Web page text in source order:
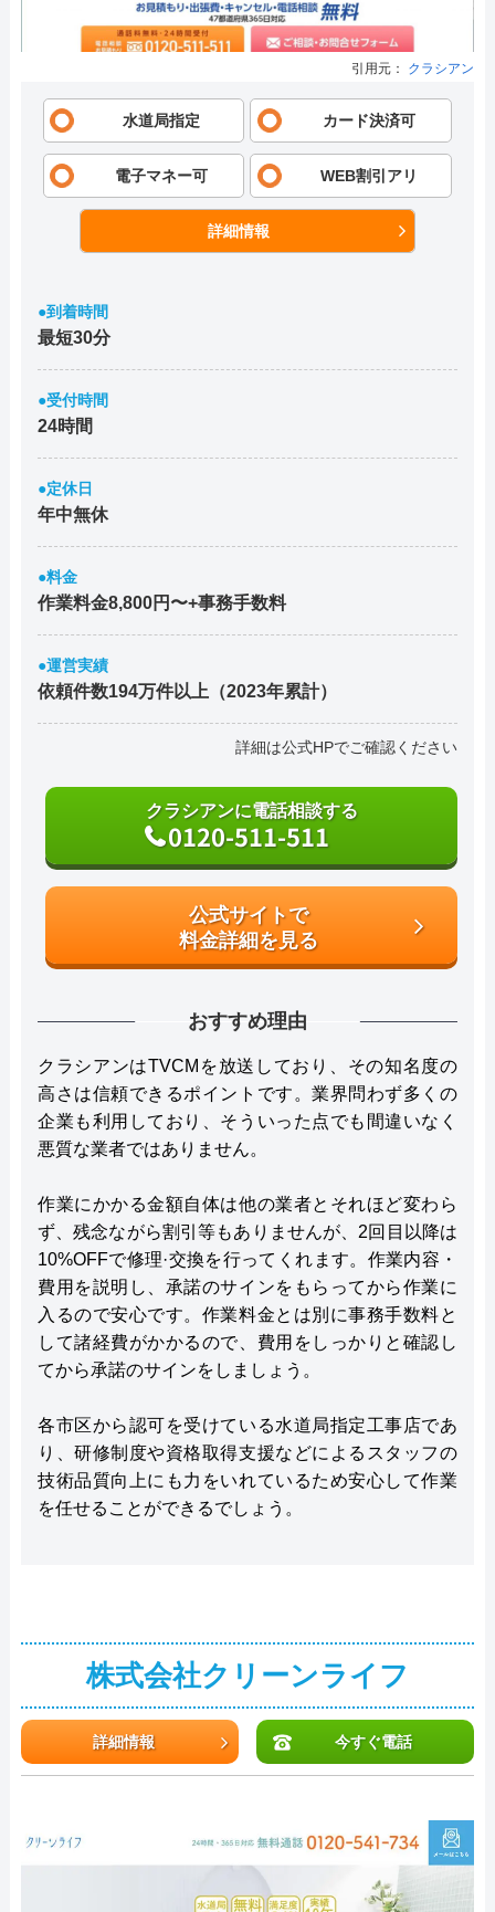
引用元： クラシアン
水道局指定 カード決済可
電子マネー可 WEB割引アリ
詳細情報
●到着時間
最短30分
●受付時間
24時間
●定休日
年中無休
●料金
作業料金8,800円〜+事務手数料
●運営実績
依頼件数194万件以上（2023年累計）
詳細は公式HPでご確認ください
クラシアンに電話相談する
0120-511-511
公式サイトで
料金詳細を見る
おすすめ理由
クラシアンはTVCMを放送しており、その知名度の
高さは信頼できるポイントです。業界問わず多くの
企業も利用しており、そういった点でも間違いなく
悪質な業者ではありません。
作業にかかる金額自体は他の業者とそれほど変わら
ず、残念ながら割引等もありませんが、2回目以降は
10%OFFで修理·交換を行ってくれます。作業内容・
費用を説明し、承諾のサインをもらってから作業に
入るので安心です。作業料金とは別に事務手数料と
して諸経費がかかるので、費用をしっかりと確認し
てから承諾のサインをしましょう。
各市区から認可を受けている水道局指定工事店であ
り、研修制度や資格取得支援などによるスタッフの
技術品質向上にも力をいれているため安心して作業
を任せることができるでしょう。
株式会社クリーンライフ
詳細情報 今すぐ電話